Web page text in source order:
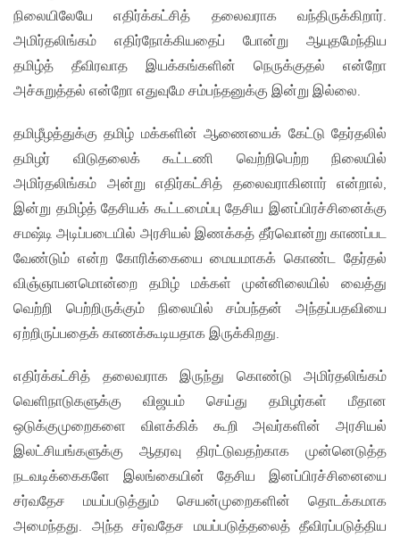
நிலையிலேயே எதிர்க்கட்சித் தலைவராக வந்திருக்கிறார்.
அமிர்தலிங்கம் எதிர்நோக்கியதைப் போன்று ஆயுதமேந்திய
தமிழ்த் தீவிரவாத இயக்கங்களின் நெருக்குதல் என்றோ
அச்சுறுத்தல் என்றோ எதுவுமே சம்பந்தனுக்கு இன்று இல்லை.
தமிழீழத்துக்கு தமிழ் மக்களின் ஆணையைக் கேட்டு தேர்தலில்
தமிழர் விடுதலைக் கூட்டணி வெற்றிபெற்ற நிலையில்
அமிர்தலிங்கம் அன்று எதிர்கட்சித் தலைவராகினார் என்றால்,
இன்று தமிழ்த் தேசியக் கூட்டமைப்பு தேசிய இனப்பிரச்சினைக்கு
சமஷ்டி அடிப்படையில் அரசியல் இணக்கத் தீர்வொன்று காணப்பட
வேண்டும் என்ற கோரிக்கையை மையமாகக் கொண்ட தேர்தல்
விஞ்ஞாபனமொன்றை தமிழ் மக்கள் முன்னிலையில் வைத்து
வெற்றி பெற்றிருக்கும் நிலையில் சம்பந்தன் அந்தப்பதவியை
ஏற்றிருப்பதைக் காணக்கூடியதாக இருக்கிறது.
எதிர்க்கட்சித் தலைவராக இருந்து கொண்டு அமிர்தலிங்கம்
வெளிநாடுகளுக்கு விஜயம் செய்து தமிழர்கள் மீதான
ஒடுக்குமுறைகளை விளக்கிக் கூறி அவர்களின் அரசியல்
இலட்சியங்களுக்கு ஆதரவு திரட்டுவதற்காக முன்னெடுத்த
நடவடிக்கைகளே இலங்கையின் தேசிய இனப்பிரச்சினையை
சர்வதேச மயப்படுத்தும் செயன்முறைகளின் தொடக்கமாக
அமைந்தது. அந்த சர்வதேச மயப்படுத்தலைத் தீவிரப்படுத்திய